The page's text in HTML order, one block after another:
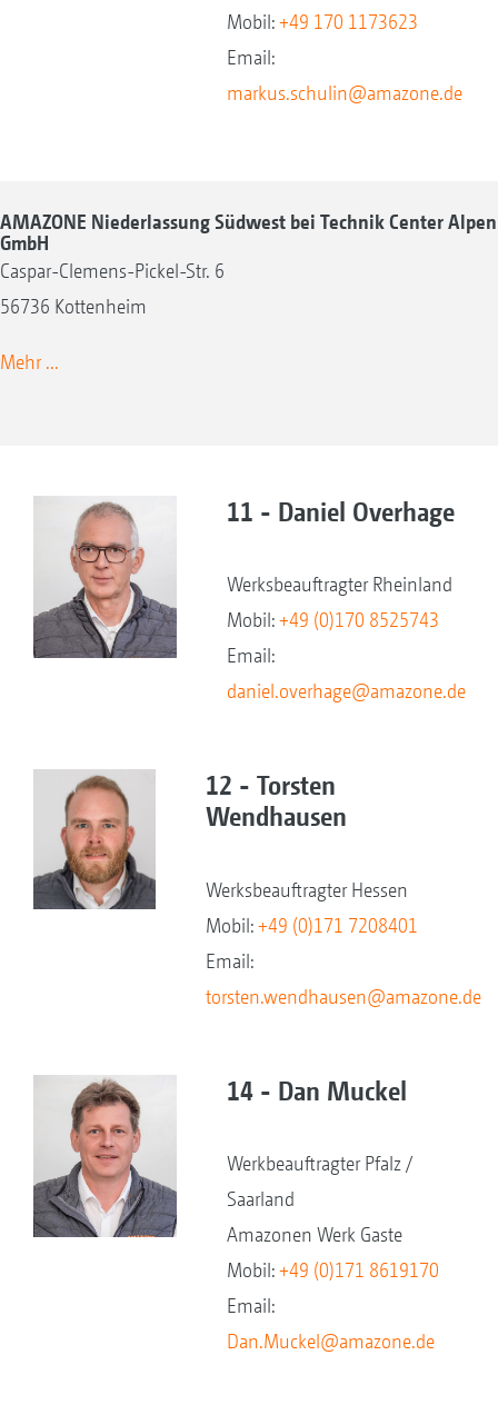
Mobil:+49 170 1173623
Email:
markus.schulin@amazone.de
AMAZONE Niederlassung Südwest bei Technik Center Alpen
GmbH
Caspar-Clemens-Pickel-Str. 6
56736 Kottenheim
Mehr ...
11 - Daniel Overhage
Werksbeauftragter Rheinland
Mobil:+49 (0)170 8525743
Email:
daniel.overhage@amazone.de
12 - Torsten
Wendhausen
Werksbeauftragter Hessen
Mobil:+49 (0)171 7208401
Email:
torsten.wendhausen@amazone.de
14 - Dan Muckel
Werkbeauftragter Pfalz /
Saarland
Amazonen Werk Gaste
Mobil:+49 (0)171 8619170
Email:
Dan.Muckel@amazone.de